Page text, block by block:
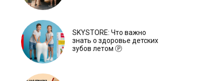
SKYSTORE: Что важно
знать о здоровье детских
зубов летом Ⓟ